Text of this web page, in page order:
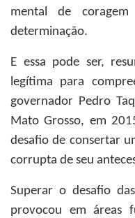
mental de
determinação.
E essa pode ser,
legítima para
governador Pedro
Mato Grosso, em
desafio de consertar
corrupta de seu
Superar o desafio
provocou em áreas